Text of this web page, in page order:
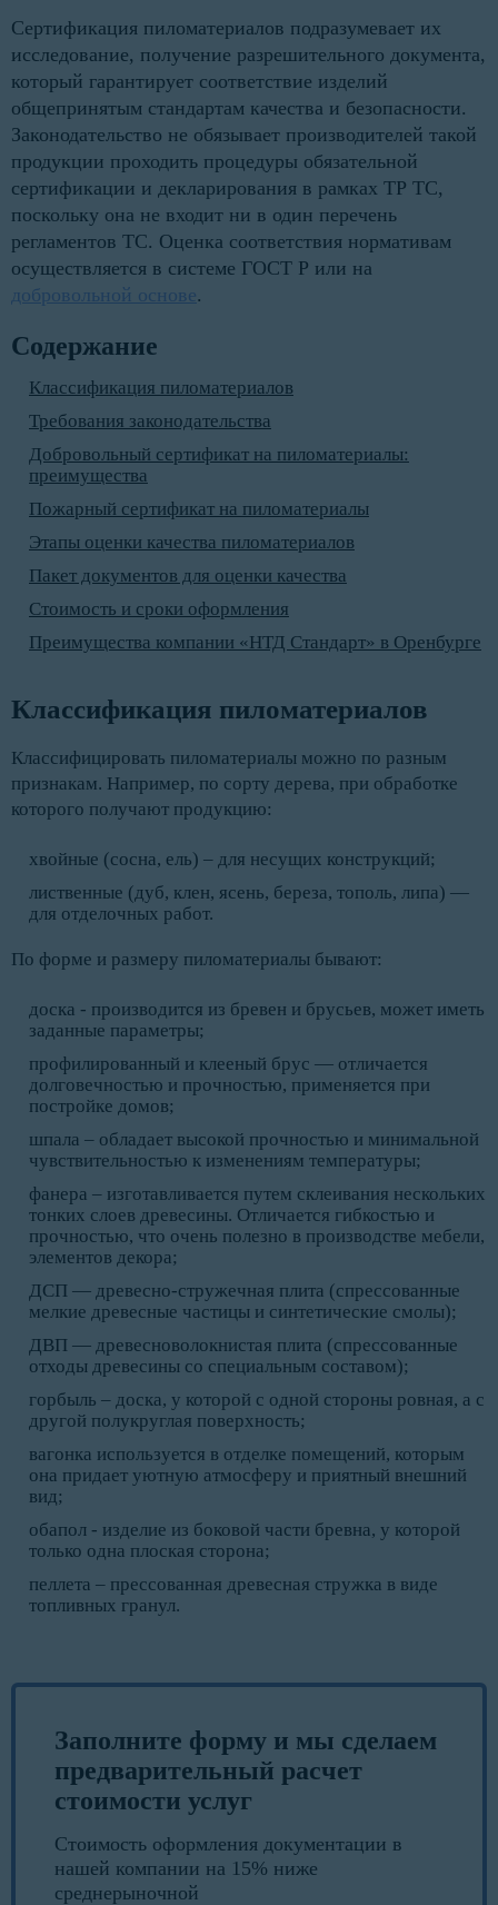
Сертификация пиломатериалов подразумевает их
исследование, получение разрешительного документа,
который гарантирует соответствие изделий
общепринятым стандартам качества и безопасности.
Законодательство не обязывает производителей такой
продукции проходить процедуры обязательной
сертификации и декларирования в рамках ТР ТС,
поскольку она не входит ни в один перечень
регламентов ТС. Оценка соответствия нормативам
осуществляется в системе ГОСТ Р или на
добровольной основе.
Содержание
Классификация пиломатериалов
Требования законодательства
Добровольный сертификат на пиломатериалы:
преимущества
Пожарный сертификат на пиломатериалы
Этапы оценки качества пиломатериалов
Пакет документов для оценки качества
Стоимость и сроки оформления
Преимущества компании «НТД Стандарт» в Оренбурге
Классификация пиломатериалов
Классифицировать пиломатериалы можно по разным
признакам. Например, по сорту дерева, при обработке
которого получают продукцию:
хвойные (сосна, ель) – для несущих конструкций;
лиственные (дуб, клен, ясень, береза, тополь, липа) —
для отделочных работ.
По форме и размеру пиломатериалы бывают:
доска - производится из бревен и брусьев, может иметь
заданные параметры;
профилированный и клееный брус — отличается
долговечностью и прочностью, применяется при
постройке домов;
шпала – обладает высокой прочностью и минимальной
чувствительностью к изменениям температуры;
фанера – изготавливается путем склеивания нескольких
тонких слоев древесины. Отличается гибкостью и
прочностью, что очень полезно в производстве мебели,
элементов декора;
ДСП — древесно-стружечная плита (спрессованные
мелкие древесные частицы и синтетические смолы);
ДВП — древесноволокнистая плита (спрессованные
отходы древесины со специальным составом);
горбыль – доска, у которой с одной стороны ровная, а с
другой полукруглая поверхность;
вагонка используется в отделке помещений, которым
она придает уютную атмосферу и приятный внешний
вид;
обапол - изделие из боковой части бревна, у которой
только одна плоская сторона;
пеллета – прессованная древесная стружка в виде
топливных гранул.
Заполните форму и мы сделаем
предварительный расчет
стоимости услуг
Стоимость оформления документации в
нашей компании на 15% ниже
среднерыночной